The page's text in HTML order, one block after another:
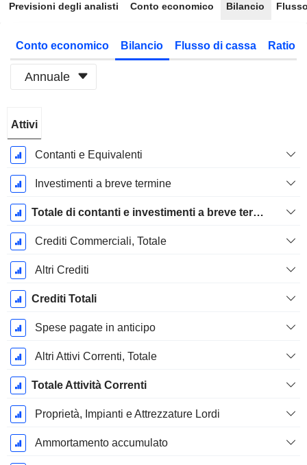
Previsioni degli analisti Conto economico Bilancio
Conto economico Bilancio Flusso di cassa Ratio
Annuale
Fiscale:
Dicembre
Attivi
Contanti e Equivalenti
Investimenti a breve termine
Totale di contanti e investimenti a breve termine
Crediti Commerciali, Totale
Altri Crediti
Crediti Totali
Spese pagate in anticipo
Altri Attivi Correnti, Totale
Totale Attività Correnti
Proprietà, Impianti e Attrezzature Lordi
Ammortamento accumulato